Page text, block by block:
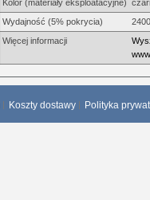
Kolor (materiały eksploatacyjne)
Wydajność (5% pokrycia)
Więcej informacji
Koszty dostawy Polityka